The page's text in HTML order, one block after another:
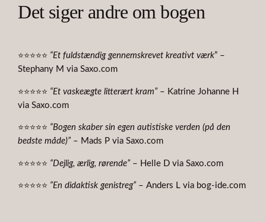
Det siger andre om bogen
⭐⭐⭐⭐⭐ “Et fuldstændig gennemskrevet kreativt værk” –
Stephany M via Saxo.com
⭐⭐⭐⭐⭐ “Et vaskeægte litterært kram” – Katrine Johanne H
via Saxo.com
⭐⭐⭐⭐⭐ “Bogen skaber sin egen autistiske verden (på den
bedste måde)” – Mads P via Saxo.com
⭐⭐⭐⭐⭐ “Dejlig, ærlig, rørende” – Helle D via Saxo.com
⭐⭐⭐⭐⭐ “En didaktisk genistreg” – Anders L via bog-ide.com